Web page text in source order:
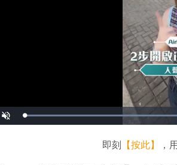
開
啟
即刻 【按此】 ，